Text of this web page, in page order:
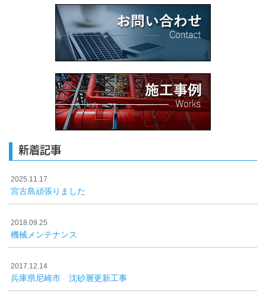
新着記事
2025.11.17
宮古島頑張りました
2018.09.25
機械メンテナンス
2017.12.14
兵庫県尼崎市 沈砂層更新工事